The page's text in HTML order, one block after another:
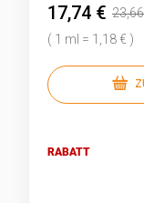
17,74 €
( 1 ml = 1,18 € )
RABATT